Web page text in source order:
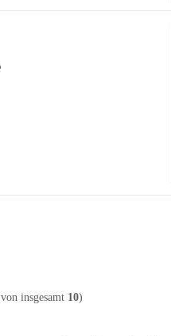
insgesamt 10)